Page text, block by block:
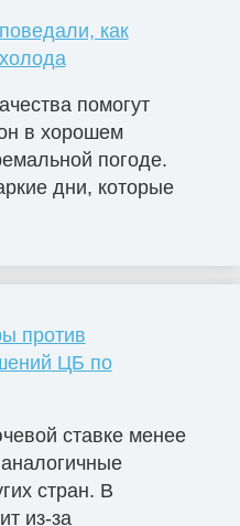
как
помогут
в хорошем
погоде.
дни, которые
против
ЦБ по
ставке менее
стран. В
из-за